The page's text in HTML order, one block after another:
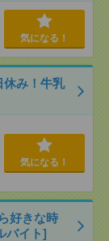
気になる！
休み！牛乳
気になる！
好きな時
バイト]